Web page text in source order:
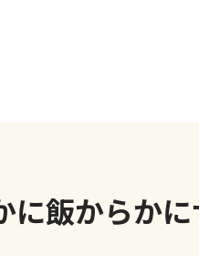
飯からか